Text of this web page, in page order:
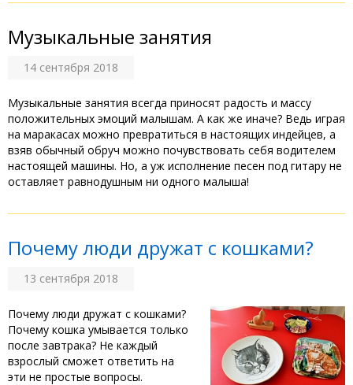
Музыкальные занятия
14 сентября 2018
Музыкальные занятия всегда приносят радость и массу
положительных эмоций малышам. А как же иначе? Ведь играя
на маракасах можно превратиться в настоящих индейцев, а
взяв обычный обруч можно почувствовать себя водителем
настоящей машины. Но, а уж исполнение песен под гитару не
оставляет равнодушным ни одного малыша!
Почему люди дружат с кошками?
13 сентября 2018
Почему люди дружат с кошками?
Почему кошка умывается только
после завтрака? Не каждый
взрослый сможет ответить на
эти не простые вопросы.